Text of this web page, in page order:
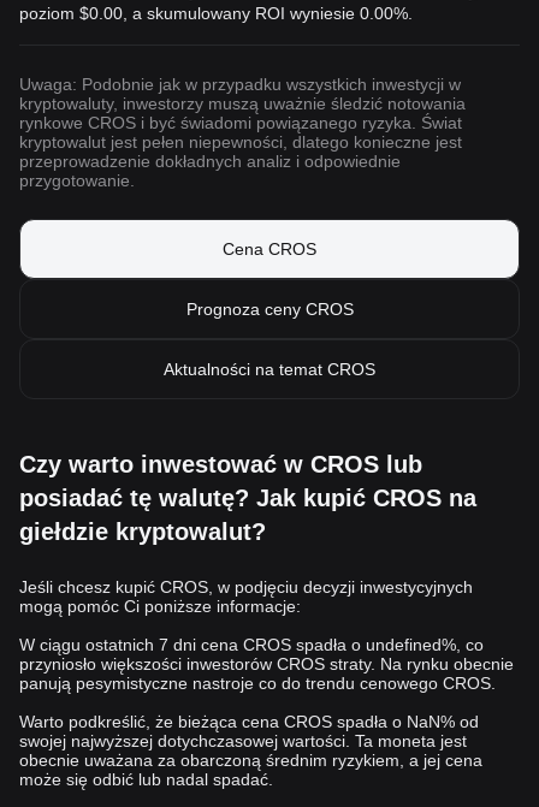
poziom $0.00 , a skumulowany ROI wyniesie 0.00%.
Uwaga: Podobnie jak w przypadku wszystkich inwestycji w
kryptowaluty, inwestorzy muszą uważnie śledzić notowania
rynkowe CROS i być świadomi powiązanego ryzyka. Świat
kryptowalut jest pełen niepewności, dlatego konieczne jest
przeprowadzenie dokładnych analiz i odpowiednie
przygotowanie.
Cena CROS
Prognoza ceny CROS
Aktualności na temat CROS
Czy warto inwestować w CROS lub
posiadać tę walutę? Jak kupić CROS na
giełdzie kryptowalut?
Jeśli chcesz kupić CROS, w podjęciu decyzji inwestycyjnych
mogą pomóc Ci poniższe informacje:
W ciągu ostatnich 7 dni cena CROS spadła o undefined%, co
przyniosło większości inwestorów CROS straty. Na rynku obecnie
panują pesymistyczne nastroje co do trendu cenowego CROS.
Warto podkreślić, że bieżąca cena CROS spadła o NaN% od
swojej najwyższej dotychczasowej wartości. Ta moneta jest
obecnie uważana za obarczoną średnim ryzykiem, a jej cena
może się odbić lub nadal spadać.